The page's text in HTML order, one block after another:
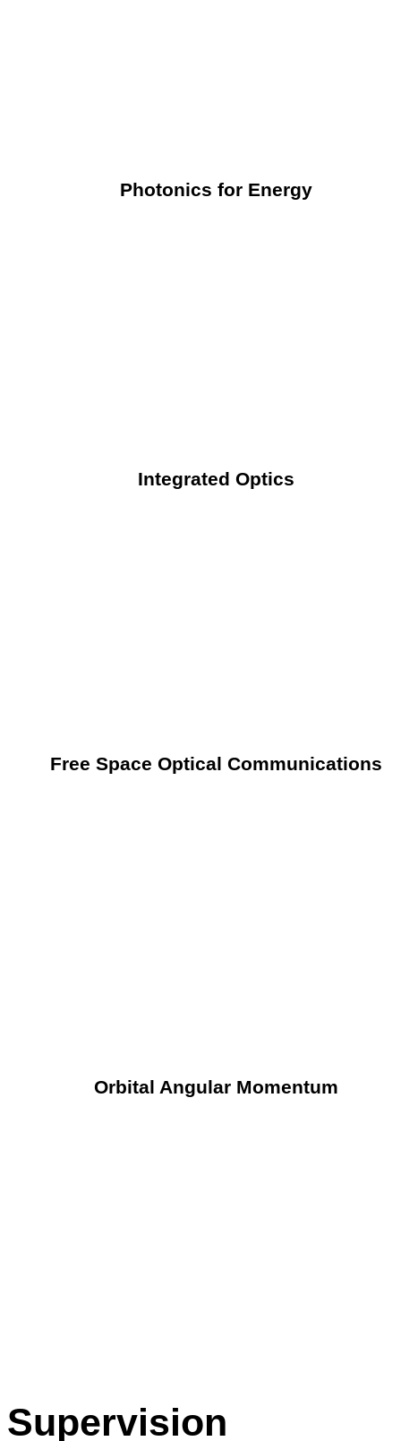
Photonics for Energy
Integrated Optics
Free Space Optical Communications
Orbital Angular Momentum
Supervision